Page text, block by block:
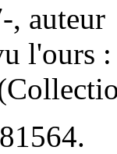
, auteur
l'ours
.